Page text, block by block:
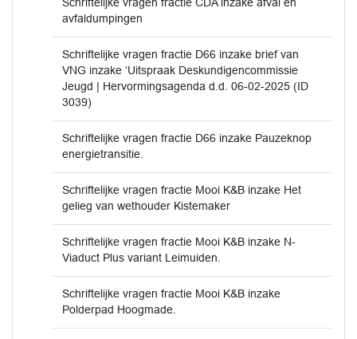
Schriftelijke vragen fractie CDA inzake afval en
avfaldumpingen
Schriftelijke vragen fractie D66 inzake brief van
VNG inzake ‘Uitspraak Deskundigencommissie
Jeugd | Hervormingsagenda d.d. 06-02-2025 (ID
3039)
Schriftelijke vragen fractie D66 inzake Pauzeknop
energietransitie.
Schriftelijke vragen fractie Mooi K&B inzake Het
gelieg van wethouder Kistemaker
Schriftelijke vragen fractie Mooi K&B inzake N-
Viaduct Plus variant Leimuiden.
Schriftelijke vragen fractie Mooi K&B inzake
Polderpad Hoogmade.